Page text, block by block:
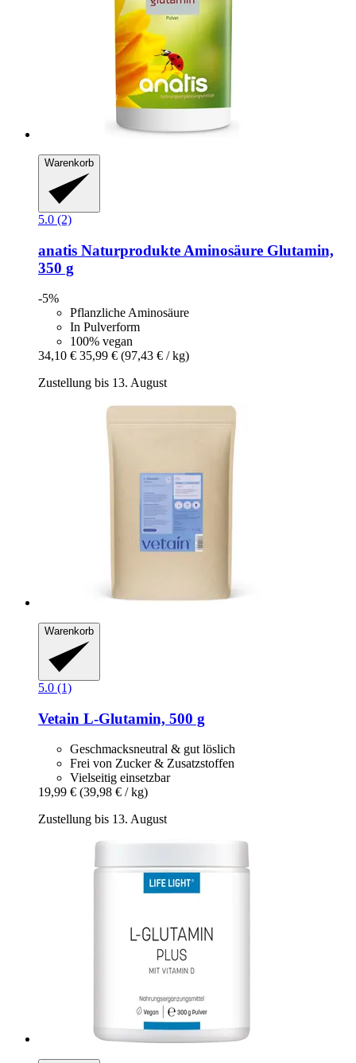
Warenkorb
5.0 (2)
anatis Naturprodukte Aminosäure Glutamin,
350 g
-5%
Pflanzliche Aminosäure
In Pulverform
100% vegan
34,10 € 35,99 € (97,43 € / kg)
Zustellung bis 13. August
Warenkorb
5.0 (1)
Vetain L-​Glutamin, 500 g
Geschmacksneutral & gut löslich
Frei von Zucker & Zusatzstoffen
Vielseitig einsetzbar
19,99 € (39,98 € / kg)
Zustellung bis 13. August